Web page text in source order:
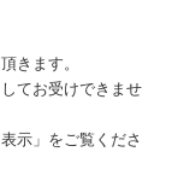
きます。
てお受けできませ
示」をご覧くださ